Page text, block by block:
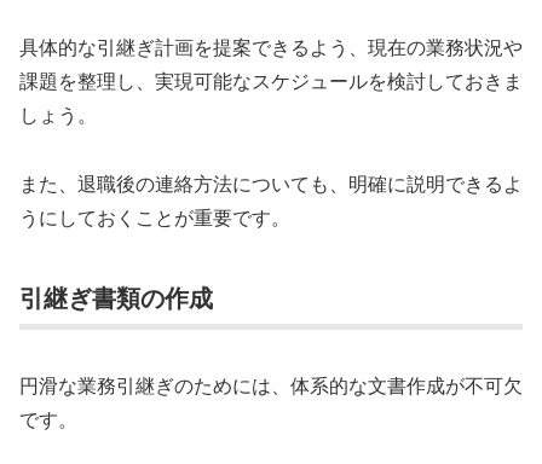
具体的な引継ぎ計画を提案できるよう、現在の業務状況や
課題を整理し、実現可能なスケジュールを検討しておきま
しょう。
また、退職後の連絡方法についても、明確に説明できるよ
うにしておくことが重要です。
引継ぎ書類の作成
円滑な業務引継ぎのためには、体系的な文書作成が不可欠
です。